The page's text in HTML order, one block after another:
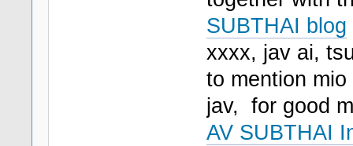
SUBTHAI blog
xxxx, jav ai,
to mention
jav, for good
AV SUBTHAI